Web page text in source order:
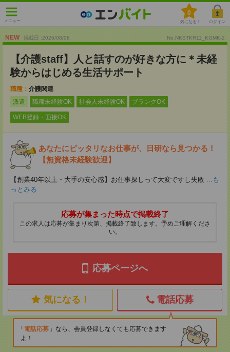
メニュー
0
気になる！ ログイン
NEW 掲載日 :2026/08/06 No.NKSTKR11_KGMK-2
【介護staff】人と話すのが好きな方に＊未経
験からはじめる生活サポート
職種： 介護関連
派遣
職種未経験OK 社会人未経験OK ブランクOK
WEB登録・面接OK
あなたにピッタリなお仕事が、日研なら見つかる！
【無資格未経験歓迎】
【創業40年以上・大手の安心感】お仕事探しって大変ですし失敗 ...も
っとみる
応募が集まった時点で掲載終了
この求人は応募が集まり次第、掲載終了致します。予めご理解くださ
い。
応募ページへ
気になる！ 電話応募
電話応募
なら、会員登録しなくても応募できます
よ！